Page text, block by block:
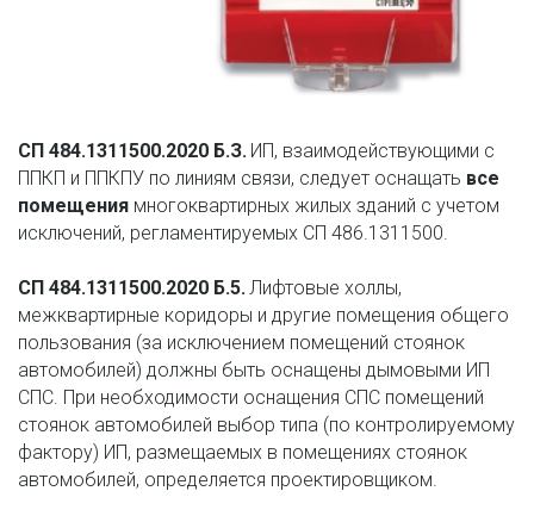
СП 484.1311500.2020 Б.З. ИП, взаимодействующими с
ППКП и ППКПУ по линиям связи, следует оснащать все
помещения многоквартирных жилых зданий с учетом
исключений, регламентируемых СП 486.1311500.
СП 484.1311500.2020 Б.5. Лифтовые холлы,
межквартирные коридоры и другие помещения общего
пользования (за исключением помещений стоянок
автомобилей) должны быть оснащены дымовыми ИП
СПС. При необходимости оснащения СПС помещений
стоянок автомобилей выбор типа (по контролируемому
фактору) ИП, размещаемых в помещениях стоянок
автомобилей, определяется проектировщиком.